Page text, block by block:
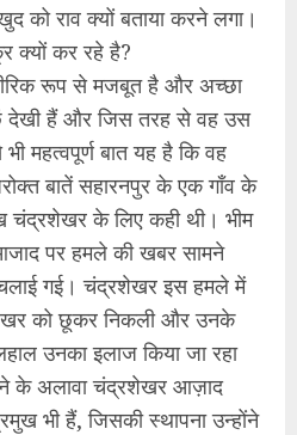
को राव क्यों बताया करने लगा।
क्यों कर रहे है?
रूप से मजबूत है और अच्छा
देखी हैं और जिस तरह से वह उस
महत्वपूर्ण बात यह है कि वह
बातें सहारनपुर के एक गाँव के
चंद्रशेखर के लिए कही थी। भीम
पर हमले की खबर सामने
गई। चंद्रशेखर इस हमले में
को छूकर निकली और उनके
उनका इलाज किया जा रहा
के अलावा चंद्रशेखर आज़ाद
भी हैं, जिसकी स्थापना उन्होंने